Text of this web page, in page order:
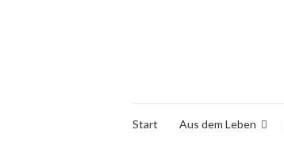
Start Aus dem Leben